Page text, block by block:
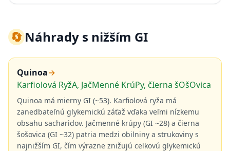
🔄Náhrady s nižším GI
Quinoa→
Karfiolová RyžA, JačMenné KrúPy, čIerna šOšOvica
Quinoa má mierny GI (~53). Karfiolová ryža má
zanedbateľnú glykemickú záťaž vďaka veľmi nízkemu
obsahu sacharidov. Jačmenné krúpy (GI ~28) a čierna
šošovica (GI ~32) patria medzi obilniny a strukoviny s
najnižším GI, čím výrazne znižujú celkovú glykemickú